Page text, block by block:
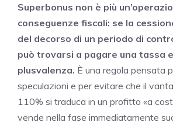
Superbonus non è più
conseguenze fiscali: se la
del decorso di un periodo di
può trovarsi a pagare una tassa
plusvalenza. È una regola pensata
speculazioni e per evitare che il
110% si traduca in un profitto «a
vende nella fase immediatamente